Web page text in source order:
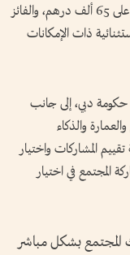
على 100 ألف درهم، فيما يحصل الفائز بالمركز الثاني على 65 ألف درهم، والفائز
الاستثنائية ذات الإمكانات
حكومة دبي، إلى جانب
والذكاء
المشاركات واختيار
المجتمع في اختيار
بشكل مباشر